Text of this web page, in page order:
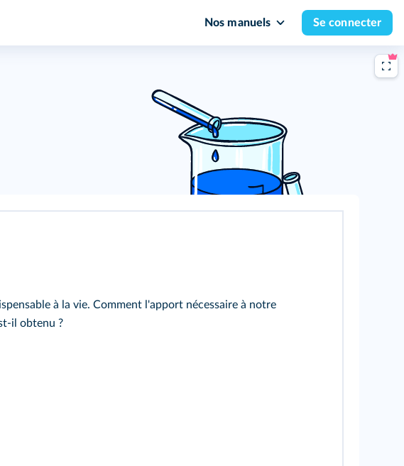
Nos manuels Se connecter
à la vie. Comment l'apport nécessaire à notre
il obtenu ?